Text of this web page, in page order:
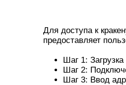
Для доступа к
предоставляет
Шаг 1:
Шаг 2:
Шаг 3: Ввод